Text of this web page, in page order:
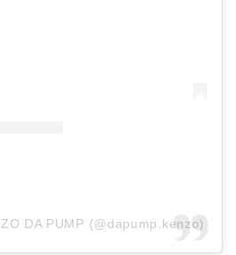
DA PUMP (@dapump.kenzo)